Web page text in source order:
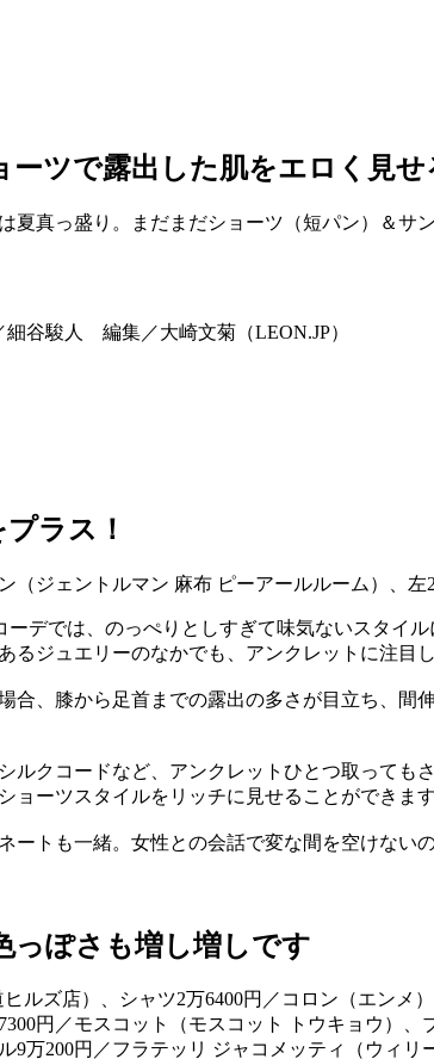
ーツで露出した肌をエロく見せ
夏真っ盛り。まだまだショーツ（短パン）＆
谷駿人 編集／大崎文菊（LEON.JP）
ラス！
デでは、のっぺりとしすぎて味気ないスタイ
ジュエリーのなかでも、アンクレットに注目し
合、膝から足首までの露出の多さが目立ち、
ルクコードなど、アンクレットひとつ取って
ーツスタイルをリッチに見せることができます
ートも一緒。女性との会話で変な間を空けな
っぽさも増し増しです